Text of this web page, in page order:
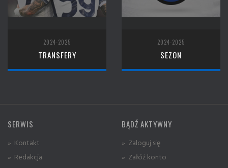
2024-2025
TRANSFERY
2024-2025
SEZON
SERWIS
» Kontakt
» Redakcja
BĄDŹ AKTYWNY
» Zaloguj się
» Załóż konto